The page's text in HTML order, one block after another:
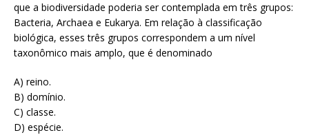
que a biodiversidade poderia ser contemplada em três grupos:
Bacteria, Archaea e Eukarya. Em relação à classificação
biológica, esses três grupos correspondem a um nível
taxonômico mais amplo, que é denominado
A) reino.
B) domínio.
C) classe.
D) espécie.